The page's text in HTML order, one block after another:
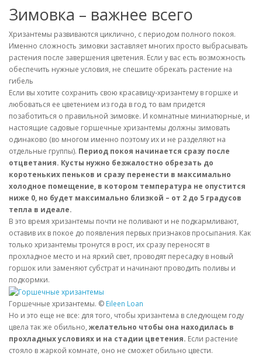
Зимовка – важнее всего
Хризантемы развиваются циклично, с периодом полного покоя.
Именно сложность зимовки заставляет многих просто выбрасывать
растения после завершения цветения. Если у вас есть возможность
обеспечить нужные условия, не спешите обрекать растение на
гибель
Если вы хотите сохранить свою красавицу-хризантему в горшке и
любоваться ее цветением из года в год, то вам придется
позаботиться о правильной зимовке. И комнатные миниатюрные, и
настоящие садовые горшечные хризантемы должны зимовать
одинаково (во многом именно поэтому их и не разделяют на
отдельные группы). Период покоя начинается сразу после
отцветания. Кусты нужно безжалостно обрезать до
коротеньких пеньков и сразу перенести в максимально
холодное помещение, в котором температура не опустится
ниже 0, но будет максимально близкой – от 2 до 5 градусов
тепла в идеале.
В это время хризантемы почти не поливают и не подкармливают,
оставив их в покое до появления первых признаков просыпания. Как
только хризантемы тронутся в рост, их сразу переносят в
прохладное место и на яркий свет, проводят пересадку в новый
горшок или заменяют субстрат и начинают проводить поливы и
подкормки.
Горшечные хризантемы. © Eileen Loan
Но и это еще не все: для того, чтобы хризантема в следующем году
цвела так же обильно, желательно чтобы она находилась в
прохладных условиях и на стадии цветения. Если растение
стояло в жаркой комнате, оно не сможет обильно цвести.